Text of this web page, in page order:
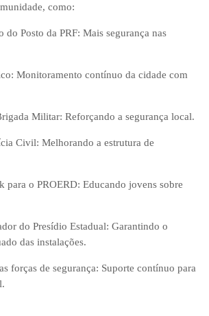
como:
do Posto da PRF: Mais segurança nas
Monitoramento contínuo da cidade com
Militar: Reforçando a segurança local.
Civil: Melhorando a estrutura de
para o PROERD: Educando jovens sobre
do Presídio Estadual: Garantindo o
das instalações.
forças de segurança: Suporte contínuo para